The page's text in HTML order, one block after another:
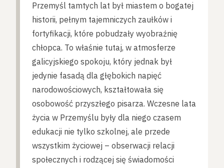
Przemyśl tamtych lat był miastem o bogatej
historii, pełnym tajemniczych zaułków i
fortyfikacji, które pobudzały wyobraźnię
chłopca. To właśnie tutaj, w atmosferze
galicyjskiego spokoju, który jednak był
jedynie fasadą dla głębokich napięć
narodowościowych, kształtowała się
osobowość przyszłego pisarza. Wczesne lata
życia w Przemyślu były dla niego czasem
edukacji nie tylko szkolnej, ale przede
wszystkim życiowej – obserwacji relacji
społecznych i rodzącej się świadomości